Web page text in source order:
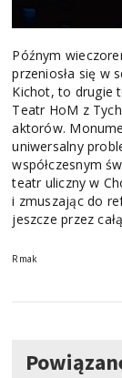
Późnym
przeniosła się w
Kichot, to drugie
Teatr HoM z
aktorów.
uniwersalny
współczesnym
teatr uliczny w
i zmuszając do
jeszcze przez
Rmak